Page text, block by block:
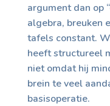
argument dan op
algebra, breuken
tafels constant.
heeft structureel
niet omdat hij
brein te veel
basisoperatie.